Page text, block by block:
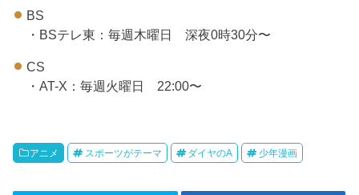
BS
・BSテレ東：毎週木曜日 深夜0時30分〜
CS
・AT-X：毎週火曜日 22:00〜
アニメ スポーツがテーマ ダイヤのA 少年漫画